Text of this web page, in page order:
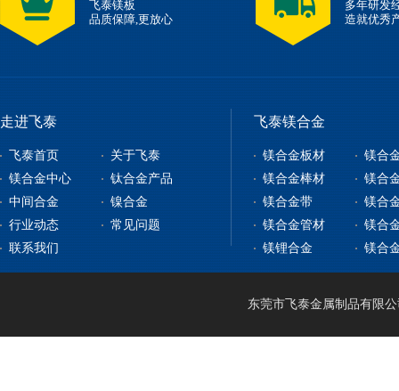
飞泰镁板
品质保障,更放心
多年研发
造就优秀
走进飞泰
飞泰首页
关于飞泰
镁合金中心
镁合金板材
镁合金型材
镁合金棒材
钛合金产品
钛合金板
钛合金棒
中间合金
钇铁合金
稀土镁中间合金
镍合金
纯镍
行业动态
常见问题
联系我们
飞泰镁合金
镁合金板材
镁合
镁合金棒材
镁合
镁合金带
镁合
镁合金管材
镁合
镁锂合金
镁合
东莞市飞泰金属制品有限